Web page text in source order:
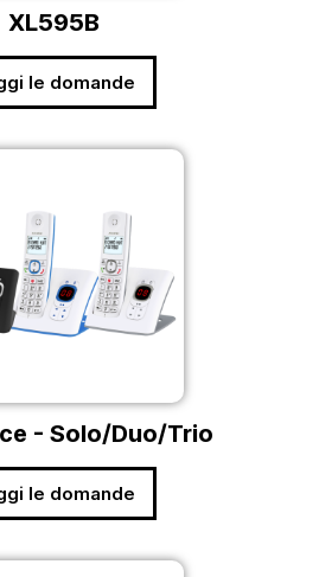
XL595B
le domande
- Solo/Duo/Trio
le domande